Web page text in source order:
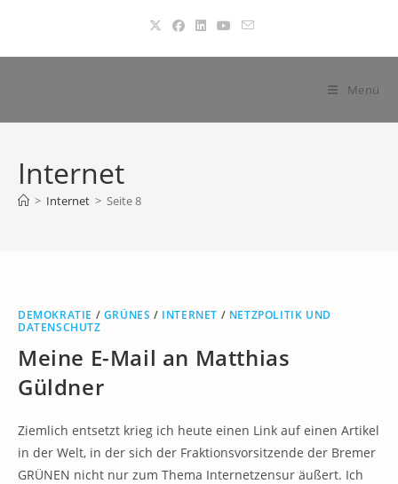
springen
Menü
Internet
> Internet > Seite 8
DEMOKRATIE / GRÜNES / INTERNET / NETZPOLITIK UND
DATENSCHUTZ
Meine E-Mail an Matthias
Güldner
Ziemlich entsetzt krieg ich heute einen Link auf einen Artikel
in der Welt, in der sich der Fraktionsvorsitzende der Bremer
GRÜNEN nicht nur zum Thema Internetzensur äußert. Ich